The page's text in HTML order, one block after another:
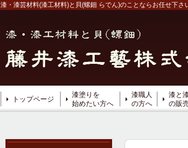
漆・漆芸材料(漆工材料)と貝(螺鈿 らでん)のことならお任せ下
トップページ
漆塗りを
始めたい方へ
漆職人
の方へ
漆と
の販